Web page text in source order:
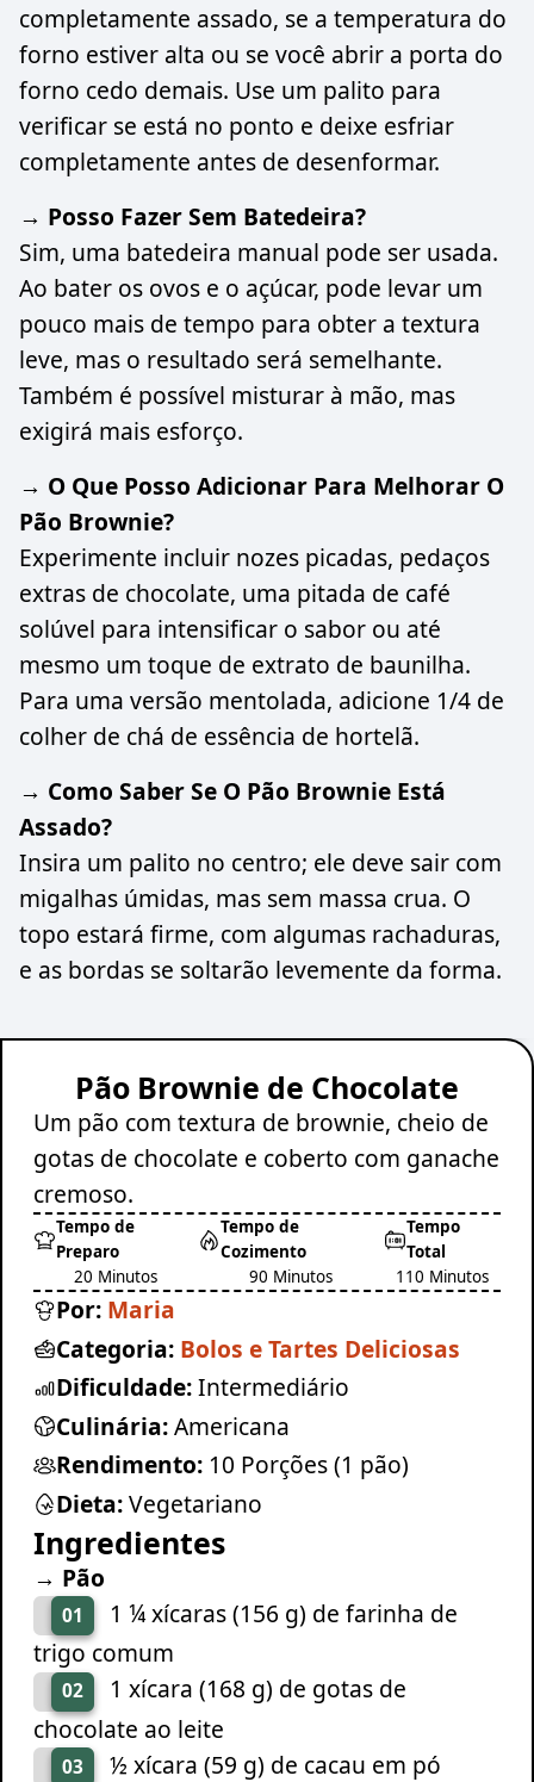
completamente assado, se a temperatura do
forno estiver alta ou se você abrir a porta do
forno cedo demais. Use um palito para
verificar se está no ponto e deixe esfriar
completamente antes de desenformar.
→ Posso Fazer Sem Batedeira?
Sim, uma batedeira manual pode ser usada.
Ao bater os ovos e o açúcar, pode levar um
pouco mais de tempo para obter a textura
leve, mas o resultado será semelhante.
Também é possível misturar à mão, mas
exigirá mais esforço.
→ O Que Posso Adicionar Para Melhorar O
Pão Brownie?
Experimente incluir nozes picadas, pedaços
extras de chocolate, uma pitada de café
solúvel para intensificar o sabor ou até
mesmo um toque de extrato de baunilha.
Para uma versão mentolada, adicione 1/4 de
colher de chá de essência de hortelã.
→ Como Saber Se O Pão Brownie Está
Assado?
Insira um palito no centro; ele deve sair com
migalhas úmidas, mas sem massa crua. O
topo estará firme, com algumas rachaduras,
e as bordas se soltarão levemente da forma.
Pão Brownie de Chocolate
Um pão com textura de brownie, cheio de
gotas de chocolate e coberto com ganache
cremoso.
Tempo de
Preparo
20 Minutos
Tempo de
Cozimento
90 Minutos
Tempo
Total
110 Minutos
Por: Maria
Categoria: Bolos e Tartes Deliciosas
Dificuldade:Intermediário
Culinária:Americana
Rendimento: 10 Porções (1 pão)
Dieta:Vegetariano
Ingredientes
→ Pão
01
1 ¼ xícaras (156 g) de farinha de
trigo comum
02
1 xícara (168 g) de gotas de
chocolate ao leite
03 ½ xícara (59 g) de cacau em pó